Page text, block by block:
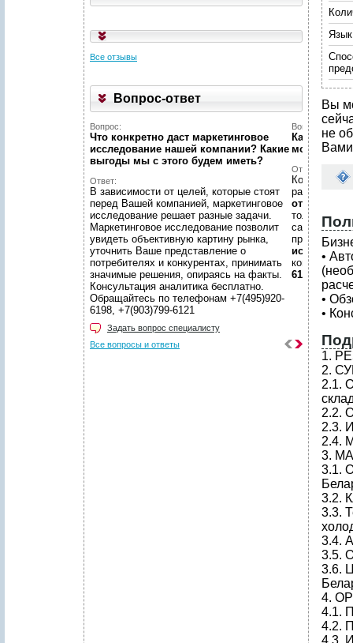
Все отзывы
Вопрос-ответ
Вопрос:
Что конкретно даст маркетинговое
исследование нашей компании? Какие
выгоды мы c этого будем иметь?
Ответ:
В зависимости от целей, которые стоят
перед Вашей компанией, маркетинговое
исследование решает разные задачи.
Маркетинговое исследование позволит
увидеть объективную картину рынка,
уточнить Ваше представление о
потребителях и конкурентах, принимать
значимые решения, опираясь на факты.
Консультация аналитика бесплатно.
Обращайтесь по телефонам +7(495)920-
6198, +7(903)799-6121
Вопрос:
Как найти
можете
Ответ:
Конечно
размещено
отчетов
только
самой
предложить
6198,
Задать вопрос специалисту
Все вопросы и ответы
Вы
не
•
•
•
1.
2.
2.1.
2.2.
2.3.
2.4.
3.
3.1.
3.2.
3.3.
3.4.
3.5.
3.6.
4.
4.1.
4.2.
4.3.